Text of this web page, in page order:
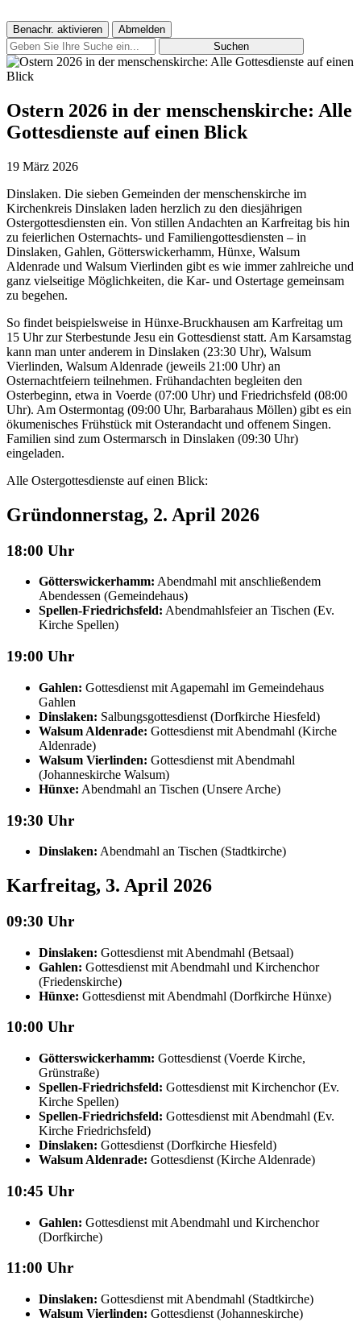
Benachr. aktivieren
Abmelden
Suchen
Ostern 2026 in der menschenskirche: Alle
Gottesdienste auf einen Blick
19 März 2026
Dinslaken. Die sieben Gemeinden der menschenskirche im
Kirchenkreis Dinslaken laden herzlich zu den diesjährigen
Ostergottesdiensten ein. Von stillen Andachten an Karfreitag bis hin
zu feierlichen Osternachts- und Familiengottesdiensten – in
Dinslaken, Gahlen, Götterswickerhamm, Hünxe, Walsum
Aldenrade und Walsum Vierlinden gibt es wie immer zahlreiche und
ganz vielseitige Möglichkeiten, die Kar- und Ostertage gemeinsam
zu begehen.
So findet beispielsweise in Hünxe-Bruckhausen am Karfreitag um
15 Uhr zur Sterbestunde Jesu ein Gottesdienst statt. Am Karsamstag
kann man unter anderem in Dinslaken (23:30 Uhr), Walsum
Vierlinden, Walsum Aldenrade (jeweils 21:00 Uhr) an
Osternachtfeiern teilnehmen. Frühandachten begleiten den
Osterbeginn, etwa in Voerde (07:00 Uhr) und Friedrichsfeld (08:00
Uhr). Am Ostermontag (09:00 Uhr, Barbarahaus Möllen) gibt es ein
ökumenisches Frühstück mit Osterandacht und offenem Singen.
Familien sind zum Ostermarsch in Dinslaken (09:30 Uhr)
eingeladen.
Alle Ostergottesdienste auf einen Blick:
Gründonnerstag, 2. April 2026
18:00 Uhr
Götterswickerhamm: Abendmahl mit anschließendem
Abendessen (Gemeindehaus)
Spellen-Friedrichsfeld: Abendmahlsfeier an Tischen (Ev.
Kirche Spellen)
19:00 Uhr
Gahlen: Gottesdienst mit Agapemahl im Gemeindehaus
Gahlen
Dinslaken: Salbungsgottesdienst (Dorfkirche Hiesfeld)
Walsum Aldenrade: Gottesdienst mit Abendmahl (Kirche
Aldenrade)
Walsum Vierlinden: Gottesdienst mit Abendmahl
(Johanneskirche Walsum)
Hünxe: Abendmahl an Tischen (Unsere Arche)
19:30 Uhr
Dinslaken: Abendmahl an Tischen (Stadtkirche)
Karfreitag, 3. April 2026
09:30 Uhr
Dinslaken: Gottesdienst mit Abendmahl (Betsaal)
Gahlen: Gottesdienst mit Abendmahl und Kirchenchor
(Friedenskirche)
Hünxe: Gottesdienst mit Abendmahl (Dorfkirche Hünxe)
10:00 Uhr
Götterswickerhamm: Gottesdienst (Voerde Kirche,
Grünstraße)
Spellen-Friedrichsfeld: Gottesdienst mit Kirchenchor (Ev.
Kirche Spellen)
Spellen-Friedrichsfeld: Gottesdienst mit Abendmahl (Ev.
Kirche Friedrichsfeld)
Dinslaken: Gottesdienst (Dorfkirche Hiesfeld)
Walsum Aldenrade: Gottesdienst (Kirche Aldenrade)
10:45 Uhr
Gahlen: Gottesdienst mit Abendmahl und Kirchenchor
(Dorfkirche)
11:00 Uhr
Dinslaken: Gottesdienst mit Abendmahl (Stadtkirche)
Walsum Vierlinden: Gottesdienst (Johanneskirche)